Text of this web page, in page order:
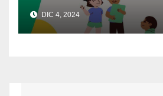
de Villa La
DIC 4, 2024